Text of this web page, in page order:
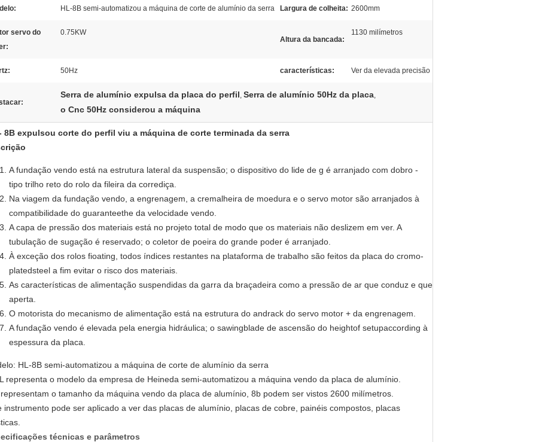
HL-8B semi-automatizou a máquina de corte de alumínio da serra Largura de colheita: 2600mm
servo do
0.75KW
Altura da bancada:
1130 milímetros
50Hz características: Ver da elevada precisão
Serra de alumínio expulsa da placa do perfil, Serra de alumínio 50Hz da placa,
o Cnc 50Hz considerou a máquina
8B expulsou corte do perfil viu a máquina de corte terminada da serra
A fundação vendo está na estrutura lateral da suspensão; o dispositivo do lide de g é arranjado com dobro -
tipo trilho reto do rolo da fileira da corrediça.
Na viagem da fundação vendo, a engrenagem, a cremalheira de moedura e o servo motor são arranjados à
compatibilidade do guaranteethe da velocidade vendo.
A capa de pressão dos materiais está no projeto total de modo que os materiais não deslizem em ver. A
tubulação de sugação é reservado; o coletor de poeira do grande poder é arranjado.
À exceção dos rolos fioating, todos índices restantes na plataforma de trabalho são feitos da placa do cromo-
platedsteel a fim evitar o risco dos materiais.
As características de alimentação suspendidas da garra da braçadeira como a pressão de ar que conduz e que
aperta.
O motorista do mecanismo de alimentação está na estrutura do andrack do servo motor + da engrenagem.
A fundação vendo é elevada pela energia hidráulica; o sawingblade de ascensão do heightof setupaccording à
espessura da placa.
HL-8B semi-automatizou a máquina de corte de alumínio da serra
representa o modelo da empresa de Heineda semi-automatizou a máquina vendo da placa de alumínio.
o tamanho da máquina vendo da placa de alumínio, 8b podem ser vistos 2600 milímetros.
instrumento pode ser aplicado a ver das placas de alumínio, placas de cobre, painéis compostos, placas
técnicas e parâmetros